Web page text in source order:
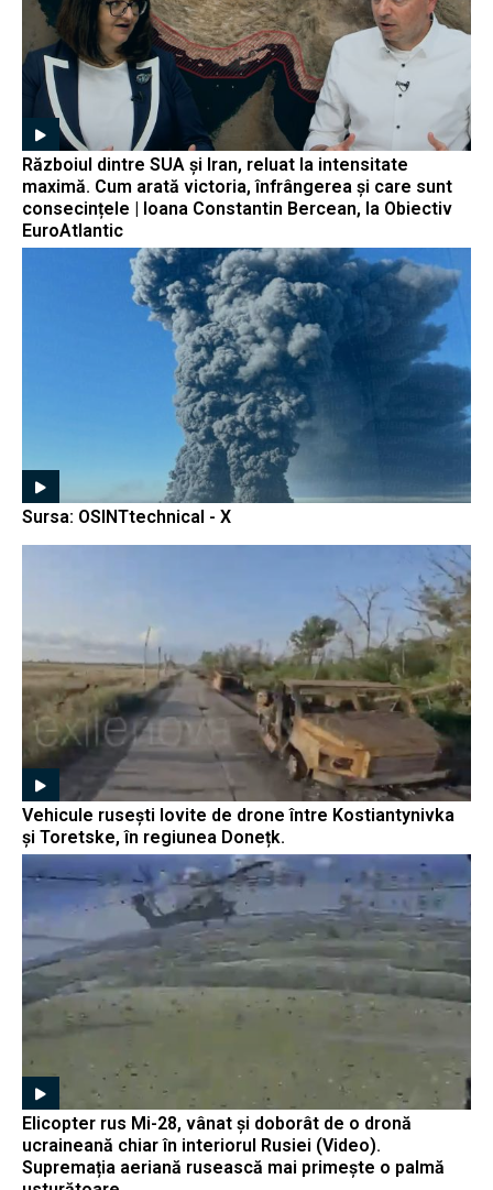
Războiul dintre SUA și Iran, reluat la intensitate
maximă. Cum arată victoria, înfrângerea și care sunt
consecințele | Ioana Constantin Bercean, la Obiectiv
EuroAtlantic
Sursa: OSINTtechnical - X
Vehicule rusești lovite de drone între Kostiantynivka
și Toretske, în regiunea Donețk.
Elicopter rus Mi-28, vânat și doborât de o dronă
ucraineană chiar în interiorul Rusiei (Video).
Supremația aeriană rusească mai primește o palmă